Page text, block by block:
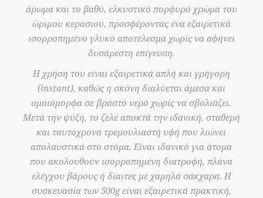
άρωμα και το βαθύ, ελκυστικό πορφυρό χρώμα του
ώριμου κερασιού, προσφέροντας ένα εξαιρετικά
ισορροπημένο γλυκό αποτέλεσμα χωρίς να αφήνει
δυσάρεστη επίγευση.
Η χρήση του είναι εξαιρετικά απλή και γρήγορη
(instant), καθώς η σκόνη διαλύεται άμεσα και
ομοιόμορφα σε βραστό νερό χωρίς να σβολιάζει.
Μετά την ψύξη, το ζελέ αποκτά την ιδανική, σταθερή
και ταυτόχρονα τρεμουλιαστή υφή που λιώνει
απολαυστικά στο στόμα. Είναι ιδανικό για άτομα
που ακολουθούν ισορροπημένη διατροφή, πλάνα
ελέγχου βάρους ή δίαιτες με χαμηλά σάκχαρα. Η
συσκευασία των 500g είναι εξαιρετικά πρακτική,